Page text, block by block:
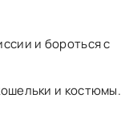
и бороться с
и костюмы.